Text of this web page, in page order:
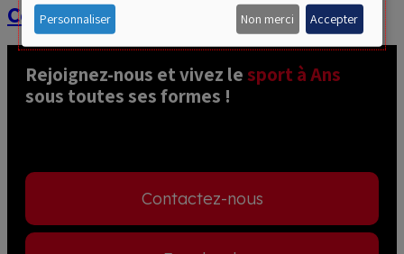
Cérémonie des champions 2025
Rejoignez-nous et vivez le sport à Ans
sous toutes ses formes !
Contactez-nous
data
and
cookies
Personnaliser Non merci Accepter